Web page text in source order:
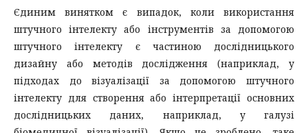
Єдиним винятком є ​​випадок, коли використання
штучного інтелекту або інструментів за допомогою
штучного інтелекту є частиною дослідницького
дизайну або методів дослідження (наприклад, у
підходах до візуалізації за допомогою штучного
інтелекту для створення або інтерпретації основних
дослідницьких даних, наприклад, у галузі